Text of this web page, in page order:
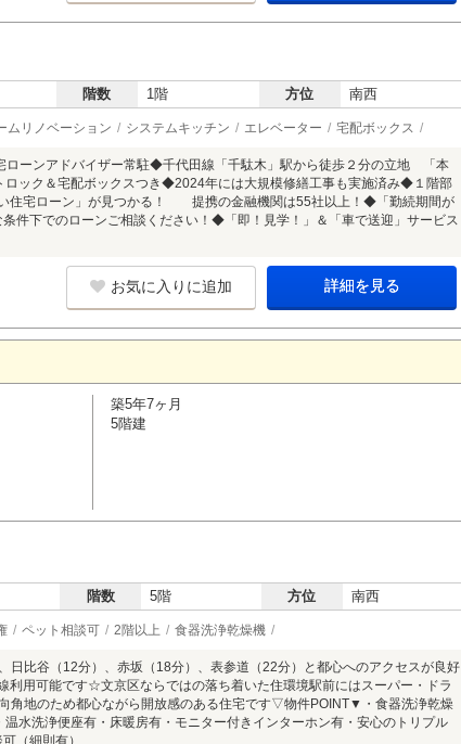
階数 1階 方位 南西
ムリノベーション システムキッチン エレベーター 宅配ボックス
ドバイザー常駐◆千代田線「千駄木」駅から徒歩２分の立地 「本
ック＆宅配ボックスつき◆2024年には大規模修繕工事も実施済み◆１階部
住宅ローン」が見つかる！ 提携の金融機関は55社以上！◆「勤続期間が
件下でのローンご相談ください！◆「即！見学！」＆「車で送迎」サービス
お気に入りに追加 詳細を見る
築5年7ヶ月
5階建
階数 5階 方位 南西
ペット相談可 2階以上 食器洗浄乾燥機
日比谷（12分）、赤坂（18分）、表参道（22分）と都心へのアクセスが良好
利用可能です☆文京区ならではの落ち着いた住環境駅前にはスーパー・ドラ
角地のため都心ながら開放感のある住宅です▽物件POINT▼・食器洗浄乾燥
水洗浄便座有・床暖房有・モニター付きインターホン有・安心のトリプル
（細則有）